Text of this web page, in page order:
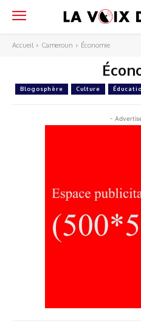
Accueil Cameroun Économie
Blogosphère Culture
-